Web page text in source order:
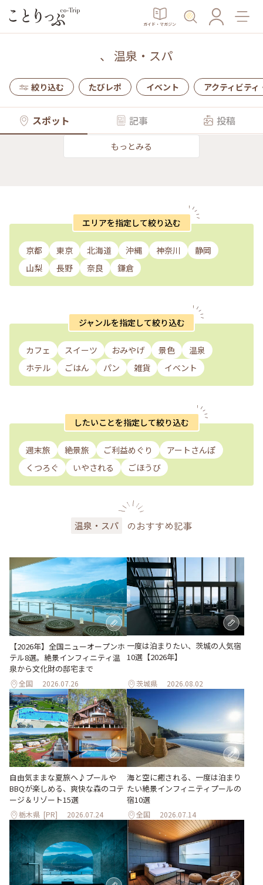
ガイド・マガジン
、 温泉・スパ
絞り込む たびレポ イベント アクティビティ
スポット 記事 投稿
もっとみる
エリアを指定して絞り込む
京都 東京 北海道 沖縄 神奈川
静岡
山梨
長野 奈良 鎌倉
ジャンルを指定して絞り込む
カフェ スイーツ おみやげ 景色
温泉
ホテル
ごはん パン 雑貨 イベント
したいことを指定して絞り込む
週末旅 絶景旅 ご利益めぐり
アートさんぽ
くつろぐ
いやされる ごほうび
温泉・スパ のおすすめ記事
【2026年】全国ニューオープンホ
テル8選。絶景インフィニティ温
泉から文化財の邸宅まで
全国 2026.07.26
一度は泊まりたい、茨城の人気宿
10選【2026年】
茨城県 2026.08.02
自由気ままな夏旅へ♪プールや
BBQが楽しめる、爽快な森のコテ
ージ＆リゾート15選
栃木県 [PR] 2026.07.24
海と空に癒される、一度は泊まり
たい絶景インフィニティプールの
宿10選
全国 2026.07.14